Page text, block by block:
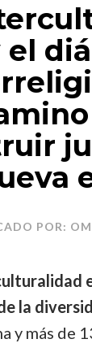
el
POR:
la
y más de